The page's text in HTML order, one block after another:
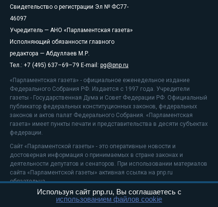
Свидетельство о регистрации Эл № ФС77-
46097
Учредитель — АНО «Парламентская газета»
Исполняющий обязанности главного
редактора — Абдуллаев М.Р.
Тел.: +7 (495) 637–69–79 E-mail: pg@pnp.ru
«Парламентская газета» - официальное еженедельное издание
Федерального Собрания РФ. Издается с 1997 года. Учредители
газеты - Государственная Дума и Совет Федерации РФ. Официальный
публикатор федеральных конституционных законов, федеральных
законов и актов палат Федерального Собрания. «Парламентская
газета» имеет пункты печати и представительства в десяти субъектах
федерации.
Сайт «Парламентской газеты» - это оперативные новости и
достоверная информация о принимаемых в стране законах и
деятельности депутатов и сенаторов. При использовании материалов
сайта «Парламентской газеты» активная ссылка на pnp.ru
обязательна.
На информационном ресурсе применяютсярекомендательные
Используя сайт pnp.ru, Вы соглашаетесь с
использованием файлов cookie